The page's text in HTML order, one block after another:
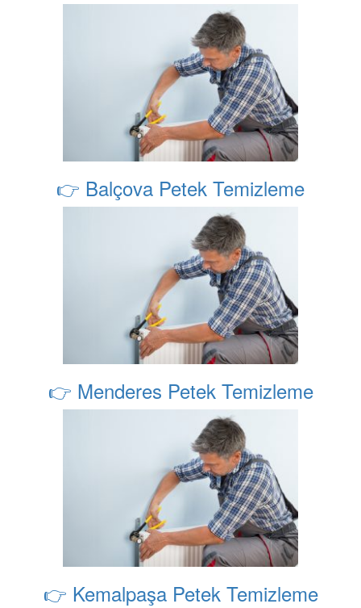
👉 Balçova Petek Temizleme
👉 Menderes Petek Temizleme
👉 Kemalpaşa Petek Temizleme